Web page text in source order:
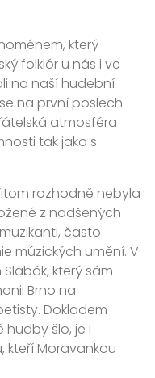
který
folklór u nás i ve
na naší hudební
na první poslech
atmosféra
tak jako s
rozhodně nebyla
z nadšených
často
múzických umění. V
který sám
Brno na
Dokladem
hudby šlo, je i
kteří Moravankou